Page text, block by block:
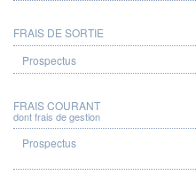
FRAIS DE SORTIE
FRAIS COURANT
dont frais de gestion